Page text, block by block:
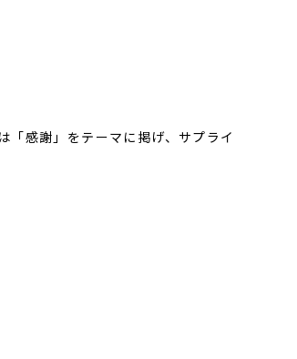
「感謝」をテーマに掲げ、サプライ